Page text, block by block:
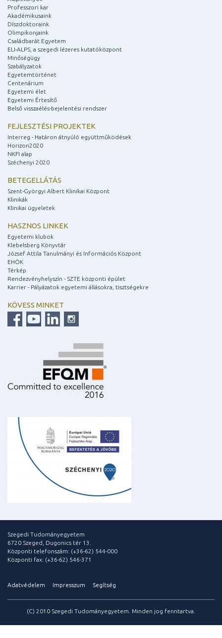
Professzori kar
Akadémikusaink
Díszdoktoraink
Olimpikonjaink
Családbarát Egyetem
ELI-ALPS, a szegedi lézeres kutatóközpont
Minőségügy
Szabályzatok
Egyetemtörténet
Centenárium
Egyetemi élet
Egyetemi Értesítő
Belső visszaélés-bejelentési rendszer
FEJLESZTÉSI PROJEKTEK
Interreg - Határon átnyúló együttműködések
Horizon2020
NKFI alap
Széchenyi 2020
BETEGELLÁTÁS
Szent-Györgyi Albert Klinikai Központ
Klinikák
Klinikai ügyeletek
HASZNOS LINKEK
Egyetemi klubok
Klebelsberg Könyvtár
József Attila Tanulmányi és Információs Központ
EHÖK
Térkép
Rendezvényhelyszín - SZTE központi épület
Karrier - Pályázatok egyetemi állásokra, tisztségekre
KÖVESS MINKET
Szegedi Tudományegyetem
6720 Szeged, Dugonics tér 13.
Központi telefonszám: (+36-62) 544-000
Központi fax: (+36-62) 546-371
Adatvédelem Impresszum Segítség
(C) 2010 Szegedi Tudományegyetem. Minden jog fenntartva.